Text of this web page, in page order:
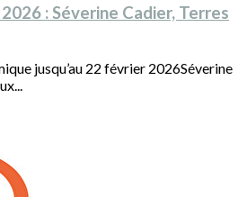
: Séverine Cadier, Terres
jusqu’au 22 février 2026Séverine